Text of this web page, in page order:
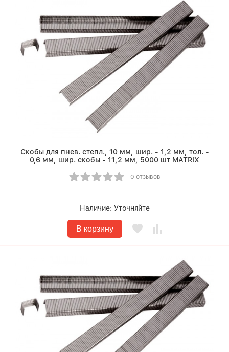
Скобы для пнев. степл., 10 мм, шир. - 1,2 мм, тол. -
0,6 мм, шир. скобы - 11,2 мм, 5000 шт MATRIX
0 отзывов
Наличие: Уточняйте
В корзину